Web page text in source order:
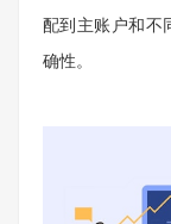
配到主账户和不
确性。